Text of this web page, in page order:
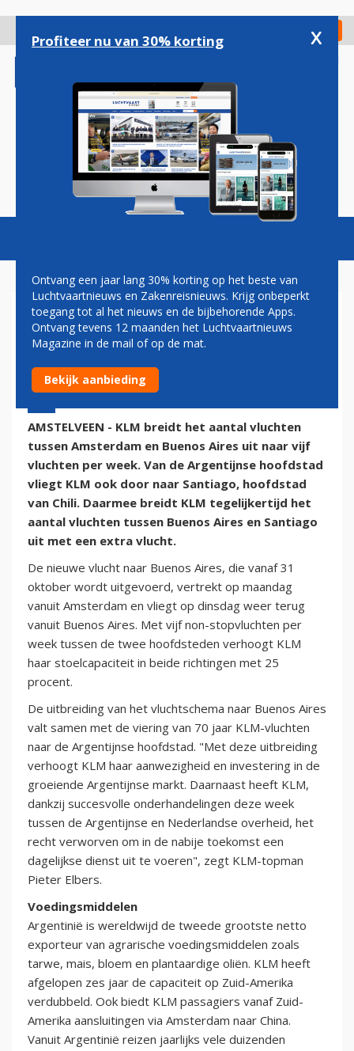
gaan
Check in
Magazine Podcasts Vacatures
KLM VAKER NAAR BUENOS
AIRES
21 oktober 2016 - 7:04 | Door:
AMSTELVEEN - KLM breidt het aantal vluchten
tussen Amsterdam en Buenos Aires uit naar vijf
vluchten per week. Van de Argentijnse hoofdstad
vliegt KLM ook door naar Santiago, hoofdstad
van Chili. Daarmee breidt KLM tegelijkertijd het
aantal vluchten tussen Buenos Aires en Santiago
uit met een extra vlucht.
De nieuwe vlucht naar Buenos Aires, die vanaf 31
oktober wordt uitgevoerd, vertrekt op maandag
vanuit Amsterdam en vliegt op dinsdag weer terug
vanuit Buenos Aires. Met vijf non-stopvluchten per
week tussen de twee hoofdsteden verhoogt KLM
haar stoelcapaciteit in beide richtingen met 25
procent.
De uitbreiding van het vluchtschema naar Buenos Aires
valt samen met de viering van 70 jaar KLM-vluchten
naar de Argentijnse hoofdstad. "Met deze uitbreiding
verhoogt KLM haar aanwezigheid en investering in de
groeiende Argentijnse markt. Daarnaast heeft KLM,
dankzij succesvolle onderhandelingen deze week
tussen de Argentijnse en Nederlandse overheid, het
recht verworven om in de nabije toekomst een
dagelijkse dienst uit te voeren", zegt KLM-topman
Pieter Elbers.
Voedingsmiddelen
Argentinië is wereldwijd de tweede grootste netto
exporteur van agrarische voedingsmiddelen zoals
tarwe, mais, bloem en plantaardige oliën. KLM heeft
afgelopen zes jaar de capaciteit op Zuid-Amerika
verdubbeld. Ook biedt KLM passagiers vanaf Zuid-
Amerika aansluitingen via Amsterdam naar China.
Vanuit Argentinië reizen jaarlijks vele duizenden
Profiteer nu van 30% korting x
Ontvang een jaar lang 30% korting op het beste van
Luchtvaartnieuws en Zakenreisnieuws. Krijg onbeperkt
toegang tot al het nieuws en de bijbehorende Apps.
Ontvang tevens 12 maanden het Luchtvaartnieuws
Magazine in de mail of op de mat.
Bekijk aanbieding